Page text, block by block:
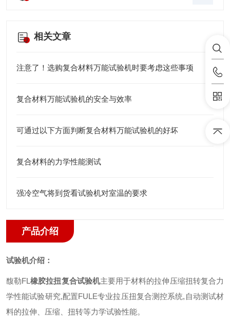
相关文章
注意了！选购复合材料万能试验机时要考虑这些事项
复合材料万能试验机的安全与效率
可通过以下方面判断复合材料万能试验机的好坏
复合材料的力学性能测试
强冷空气将到货看试验机对室温的要求
产品介绍
试验机介绍 ：
馥勒FL橡胶拉扭复合试验机主要用于材料的拉伸压缩扭转复合力
学性能试验研究,配置FULE专业拉压扭复合测控系统, 自动测试材
料的拉伸、压缩、扭转等力学试验性能。